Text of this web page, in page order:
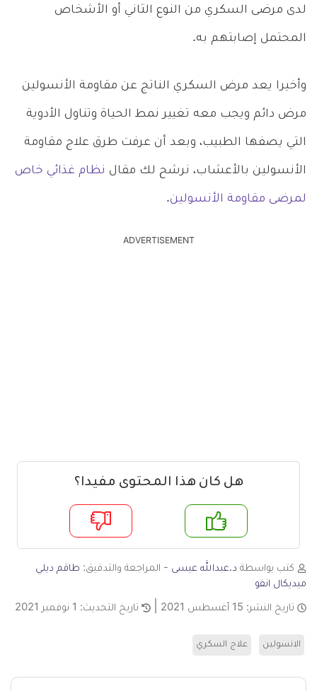
لدى مرضى السكري من النوع الثاني أو الأشخاص
المحتمل إصابتهم به.
وأخيرا يعد مرض السكري الناتج عن مقاومة الأنسولين
مرض دائم ويجب معه تغيير نمط الحياة وتناول الأدوية
التي يصفها الطبيب، وبعد أن عرفت طرق علاج مقاومة
الأنسولين بالأعشاب، نرشح لك مقال نظام غذائي خاص
لمرضى مقاومة الأنسولين.
ADVERTISEMENT
هل كان هذا المحتوى مفيدا؟
لا
كتب بواسطة د.عبدالله عيسى - المراجعة والتدقيق: طاقم ديلي
ميديكال انفو
تاريخ النشر: 15 أغسطس 2021 تاريخ التحديث: 1 نوفمبر 2021
الانسولين علاج السكري